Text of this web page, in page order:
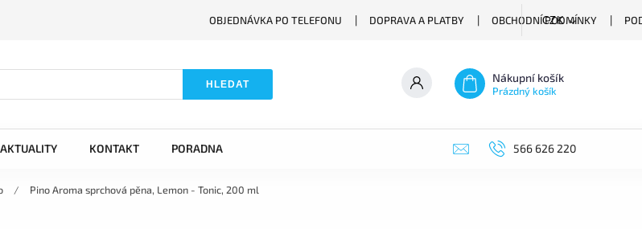
OBJEDNÁVKA PO TELEFONU DOPRAVA A PLATBY OBCHODNÍ PODMÍNKY
CZK
HLEDAT Nákupní košík
Prázdný košík
AKTUALITY KONTAKT PORADNA 566 626 220
/ Pino Aroma sprchová pěna, Lemon - Tonic, 200 ml